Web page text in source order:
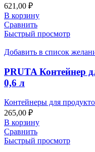
621,00 ₽
В корзину
Сравнить
Быстрый просмотр
Добавить в список
PRUTA Контейнер
0,6 л
Контейнеры для
265,00 ₽
В корзину
Сравнить
Быстрый просмотр